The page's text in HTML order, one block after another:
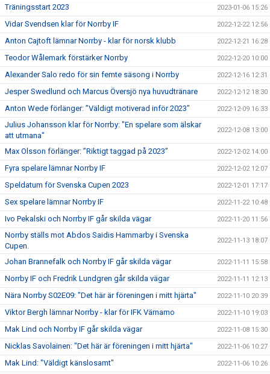
Träningsstart 2023 2023-01-06 15:26
Vidar Svendsen klar för Norrby IF 2022-12-22 12:56
Anton Cajtoft lämnar Norrby - klar för norsk klubb 2022-12-21 16:28
Teodor Wålemark förstärker Norrby 2022-12-20 10:00
Alexander Salo redo för sin femte säsong i Norrby 2022-12-16 12:31
Jesper Swedlund och Marcus Översjö nya huvudtränare 2022-12-12 18:30
Anton Wede förlänger: ”Väldigt motiverad inför 2023" 2022-12-09 16:33
Julius Johansson klar för Norrby: "En spelare som älskar
att utmana"
2022-12-08 13:00
Max Olsson förlänger: ”Riktigt taggad på 2023” 2022-12-02 14:00
Fyra spelare lämnar Norrby IF 2022-12-02 12:07
Speldatum för Svenska Cupen 2023 2022-12-01 17:17
Sex spelare lämnar Norrby IF 2022-11-22 10:48
Ivo Pekalski och Norrby IF går skilda vägar 2022-11-20 11:56
Norrby ställs mot Abdos Saidis Hammarby i Svenska
Cupen.
2022-11-13 18:07
Johan Brannefalk och Norrby IF går skilda vägar 2022-11-11 15:58
Norrby IF och Fredrik Lundgren går skilda vägar 2022-11-11 12:13
Nära Norrby S02E09: "Det här är föreningen i mitt hjärta" 2022-11-10 20:39
Viktor Bergh lämnar Norrby - klar för IFK Värnamo 2022-11-10 19:03
Mak Lind och Norrby IF går skilda vägar 2022-11-08 15:30
Nicklas Savolainen: "Det här är föreningen i mitt hjärta" 2022-11-06 10:27
Mak Lind: "Väldigt känslosamt" 2022-11-06 10:26